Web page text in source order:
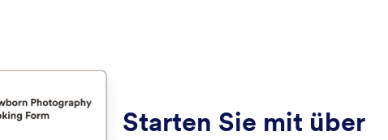
Starten Sie mit über